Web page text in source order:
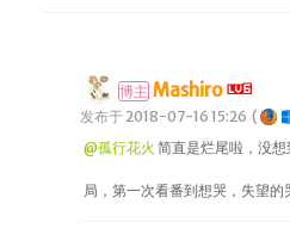
博主 Mashiro
发布于 2018-07-16 15:26 (
@孤行花火 简直是烂尾啦，没
局，第一次看番到想哭，失望的